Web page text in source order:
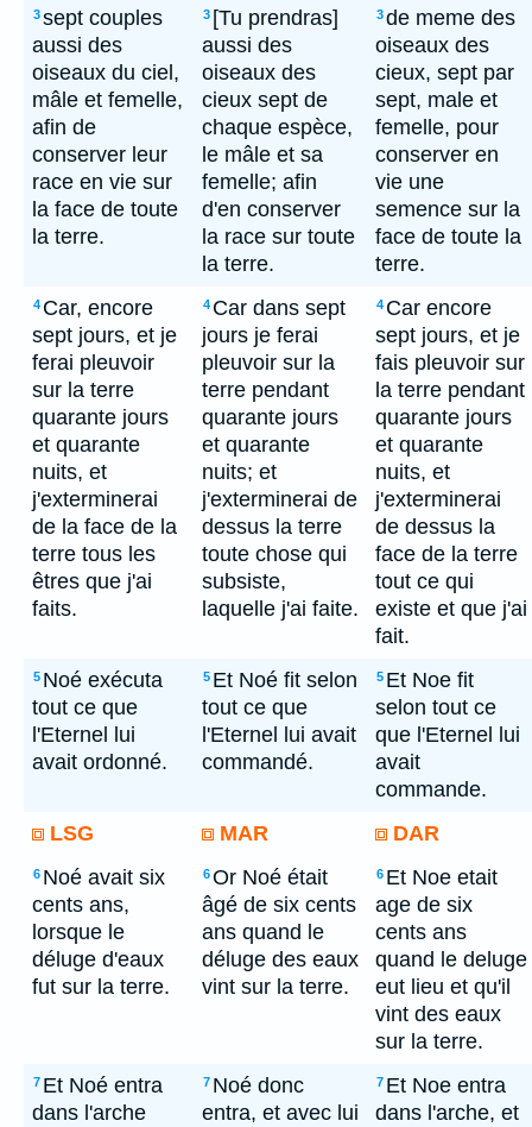
3sept couples
aussi des
oiseaux du ciel,
mâle et femelle,
afin de
conserver leur
race en vie sur
la face de toute
la terre.
3 [Tu prendras]
aussi des
oiseaux des
cieux sept de
chaque espèce,
le mâle et sa
femelle; afin
d'en conserver
la race sur toute
la terre.
3de meme des
oiseaux des
cieux, sept par
sept, male et
femelle, pour
conserver en
vie une
semence sur la
face de toute la
terre.
4 Car, encore
sept jours, et je
ferai pleuvoir
sur la terre
quarante jours
et quarante
nuits, et
j'exterminerai
de la face de la
terre tous les
êtres que j'ai
faits.
4 Car dans sept
jours je ferai
pleuvoir sur la
terre pendant
quarante jours
et quarante
nuits; et
j'exterminerai de
dessus la terre
toute chose qui
subsiste,
laquelle j'ai faite.
4 Car encore
sept jours, et je
fais pleuvoir sur
la terre pendant
quarante jours
et quarante
nuits, et
j'exterminerai
de dessus la
face de la terre
tout ce qui
existe et que j'ai
fait.
5 Noé exécuta
tout ce que
l'Eternel lui
avait ordonné.
5 Et Noé fit selon
tout ce que
l'Eternel lui avait
commandé.
5 Et Noe fit
selon tout ce
que l'Eternel lui
avait
commande.
LSG
MAR DAR
6 Noé avait six
cents ans,
lorsque le
déluge d'eaux
fut sur la terre.
6Or Noé était
âgé de six cents
ans quand le
déluge des eaux
vint sur la terre.
6 Et Noe etait
age de six
cents ans
quand le deluge
eut lieu et qu'il
vint des eaux
sur la terre.
7 Et Noé entra
dans l'arche
7 Noé donc
entra, et avec lui
7 Et Noe entra
dans l'arche, et